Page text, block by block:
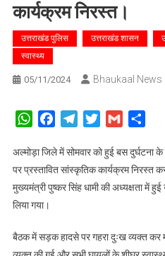
कार्यक्रम निरस्त।
उत्तराखंड पुलिस उत्तराखंड शासन
स्वास्थ्य
05/11/2024 Bhaukaal News
WhatsAppFacebookTelegramTwitterGmail
अल्मोड़ा जिले में सोमवार को हुई बस दुर्घटना के
पर प्रस्तावित सांस्कृतिक कार्यक्रम निरस्त
मुख्यमंत्री पुष्कर सिंह धामी की अध्यक्षता में
लिया गया।
बैठक में सड़क हादसे पर गहरा दुःख व्यक्त कर